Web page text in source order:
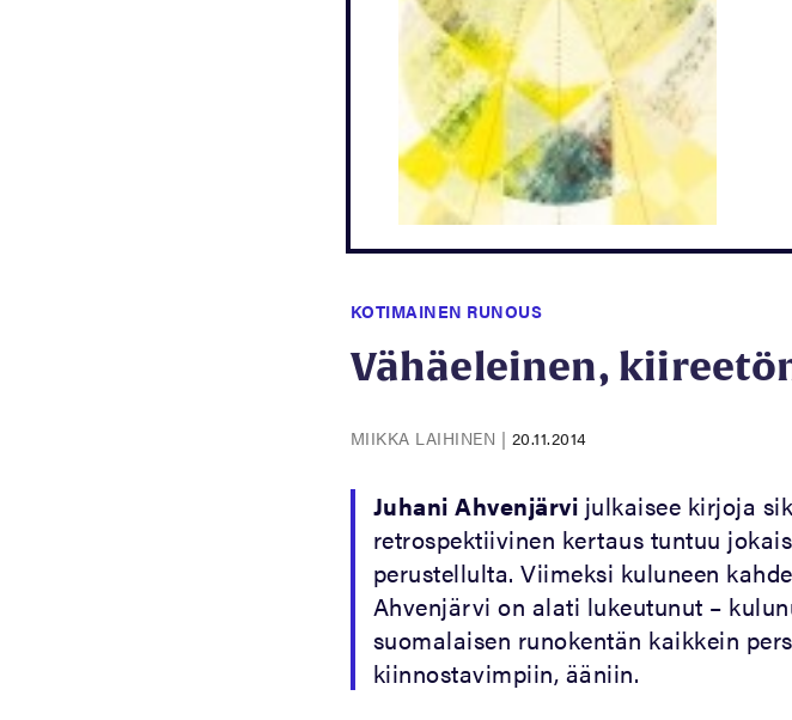
KOTIMAINEN RUNOUS
Vähäeleinen,
MIIKKA LAIHINEN | 20.11.2014
Juhani Ahvenjärvi julkaisee kirjoja
retrospektiivinen kertaus tuntuu
perustellulta. Viimeksi kuluneen
Ahvenjärvi on alati lukeutunut –
suomalaisen runokentän kaikkein
kiinnostavimpiin, ääniin.